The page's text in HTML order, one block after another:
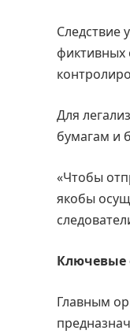
Следствие
фиктивных
Для
бумагам и
«Чтобы
якобы
Ключевые
Главным